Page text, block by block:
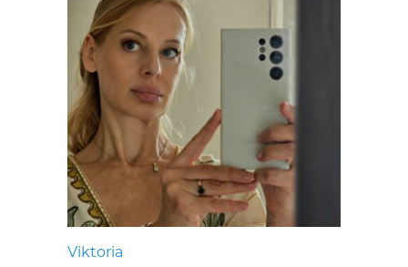
Viktoria